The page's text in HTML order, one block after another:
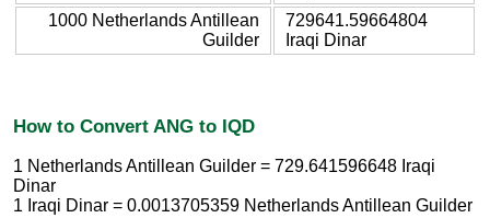
1000 Netherlands Antillean
Guilder
729641.59664804
Iraqi Dinar
How to Convert ANG to IQD
1 Netherlands Antillean Guilder = 729.641596648 Iraqi
Dinar
1 Iraqi Dinar = 0.0013705359 Netherlands Antillean Guilder